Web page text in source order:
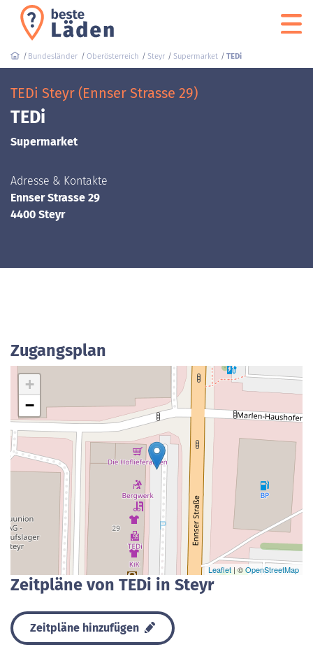
Bundesländer Oberösterreich Steyr Supermarket TEDi
TEDi Steyr (Ennser Strasse 29)
TEDi
Supermarket
Adresse & Kontakte
Ennser Strasse 29
4400 Steyr
Zugangsplan
+
−
Leaflet | ©OpenStreetMap
Zeitpläne von TEDi in Steyr
Zeitpläne hinzufügen